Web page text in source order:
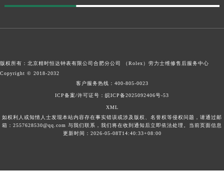
版权所有：北京精时恒达钟表有限公司合肥分公司 （Rolex） 劳力士维修售后服务中心
Copyright © 2018-2032
客户服务热线： 400-805-0023
ICP备案/许可证号：皖ICP备2025092406号-53
XML
如权利人或知情人士发现本站内容存在事实错误或涉及版权、名誉权等侵权问题，请通过邮
箱：2557628530@qq.com 与我们联系，我们将在收到通知后立即依法处理。当前页面信息
更新时间：2026-05-08T14:40:33+08:00